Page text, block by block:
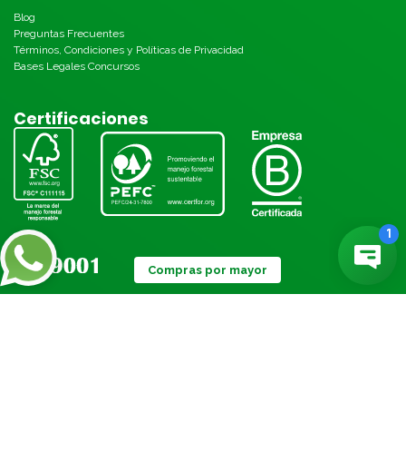
Blog
Preguntas Frecuentes
Términos, Condiciones y Políticas de Privacidad
Bases Legales Concursos
Certificaciones
Compras por mayor